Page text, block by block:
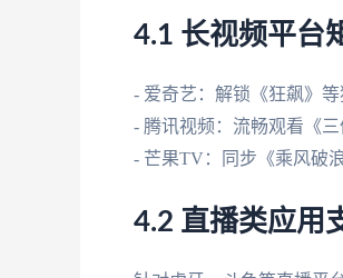
4.1 长视频平台
- 爱奇艺：解锁《狂飙》等
- 腾讯视频：流畅观看《三
- 芒果TV：同步《乘风破
4.2 直播类应用